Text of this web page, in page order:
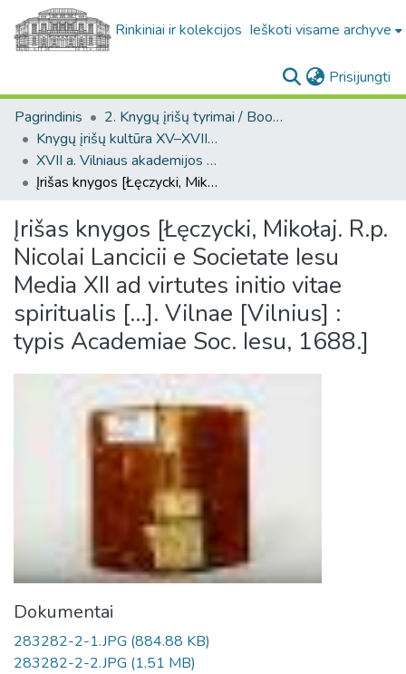
Rinkiniai ir kolekcijos Ieškoti visame archyve
Prisijungti
Pagrindinis
2. Knygų įrišų tyrimai / Bookbindings research
Knygų įrišų kultūra XV–XVIII a. LDK teritorijoje / Bookbinding culture in the 15th–18th-century GDL
XVII a. Vilniaus akademijos spaustuvės leidinių įrišai / 17-th century bindings of the Vilnius Academy printing house
Įrišas knygos [Łęczycki, Mikołaj. R.p. Nicolai Lancicii e Societate Iesu Media XII ad virtutes initio vitae spiritualis [...]. Vilnae [Vilnius] : typis Academiae Soc. Iesu, 1688.]
Įrišas knygos [Łęczycki, Mikołaj. R.p.
Nicolai Lancicii e Societate Iesu
Media XII ad virtutes initio vitae
spiritualis [...]. Vilnae [Vilnius] :
typis Academiae Soc. Iesu, 1688.]
Dokumentai
283282-2-1.JPG (884.88 KB)
283282-2-2.JPG (1.51 MB)